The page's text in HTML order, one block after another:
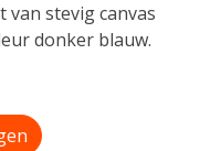
van stevig canvas
donker blauw.